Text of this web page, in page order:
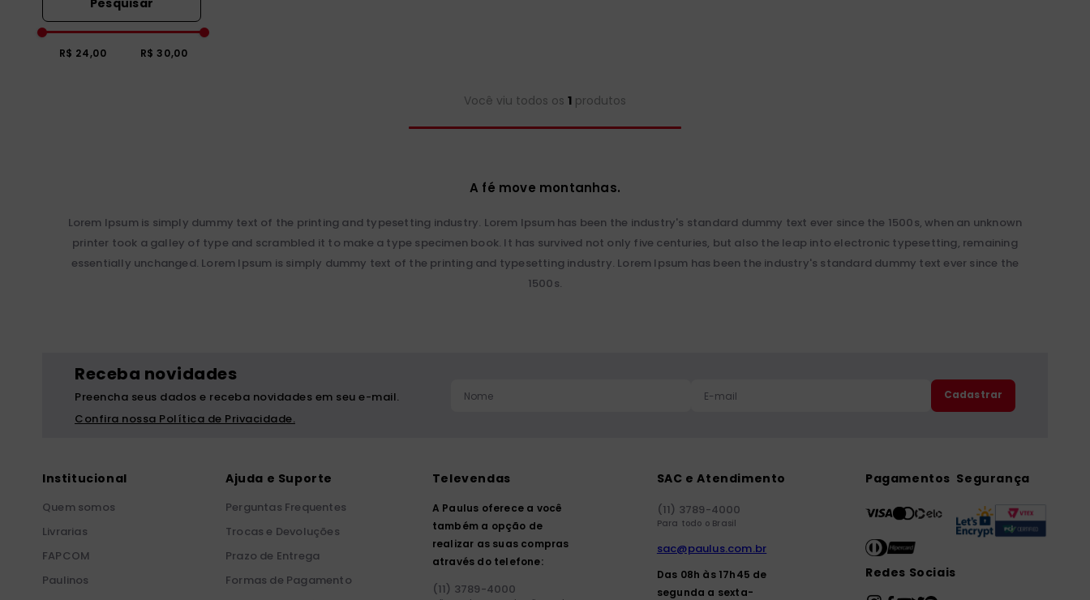
R$ 24,00 R$ 30,00
Você viu todos os 1 produtos
A fé move montanhas.
Lorem Ipsum is simply dummy text of the printing and typesetting industry. Lorem Ipsum has been the industry's standard dummy text ever since the 1500s, when an unknown
printer took a galley of type and scrambled it to make a type specimen book. It has survived not only five centuries, but also the leap into electronic typesetting, remaining
essentially unchanged. Lorem Ipsum is simply dummy text of the printing and typesetting industry. Lorem Ipsum has been the industry's standard dummy text ever since the
1500s.
Receba novidades
Preencha seus dados e receba novidades em seu e-mail.
Confira nossa Política de Privacidade.
Cadastrar
Institucional
Quem somos
Livrarias
FAPCOM
Paulinos
Ajuda e Suporte
Perguntas Frequentes
Trocas e Devoluções
Prazo de Entrega
Formas de Pagamento
Televendas
A Paulus oferece a você
também a opção de
realizar as suas compras
através do telefone:
(11) 3789-4000
SAC e Atendimento
(11) 3789-4000
Para todo o Brasil
sac@paulus.com.br
Das 08h às 17h45 de
segunda a sexta-
Pagamentos Segurança
Redes Sociais